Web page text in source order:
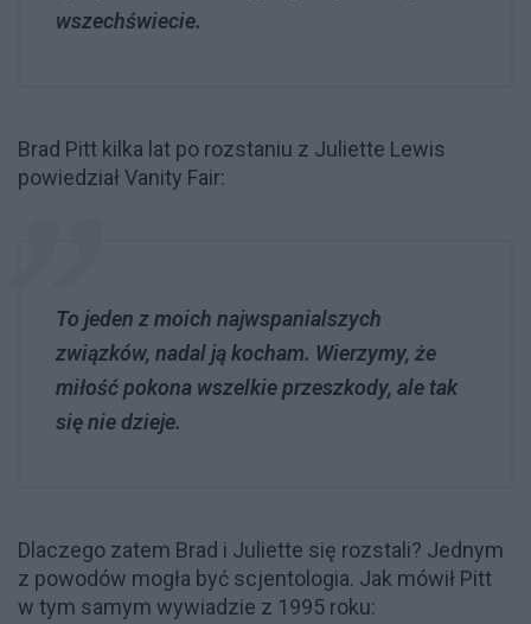
wszechświecie.
Brad Pitt kilka lat po rozstaniu z Juliette Lewis
powiedział Vanity Fair:
To jeden z moich najwspanialszych
związków, nadal ją kocham. Wierzymy, że
miłość pokona wszelkie przeszkody, ale tak
się nie dzieje.
Dlaczego zatem Brad i Juliette się rozstali? Jednym
z powodów mogła być scjentologia. Jak mówił Pitt
w tym samym wywiadzie z 1995 roku: